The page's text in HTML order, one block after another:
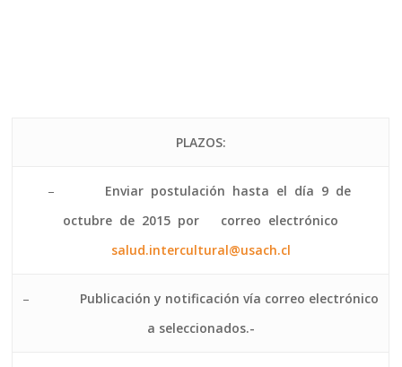
PLAZOS:
– Enviar postulación hasta el día 9 de
octubre de 2015 por correo electrónico
salud.intercultural@usach.cl
– Publicación y notificación vía correo electrónico
a seleccionados.-